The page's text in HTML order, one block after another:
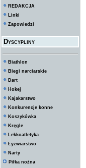
REDAKCJA
Linki
Zapowiedzi
Dyscypliny
Biathlon
Biegi narciarskie
Dart
Hokej
Kajakarstwo
Konkurencje konne
Koszykówka
Kręgle
Lekkoatletyka
Łyżwiarstwo
Narty
Piłka nożna